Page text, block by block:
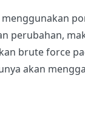
menggunakan
perubahan,
brute force
akan